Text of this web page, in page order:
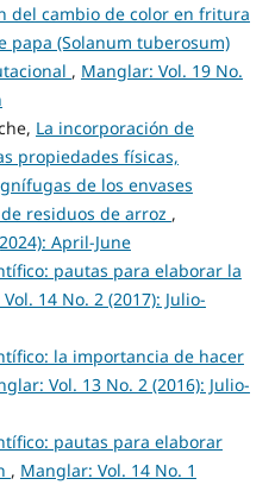
del cambio de color en fritura
papa (Solanum tuberosum)
, Manglar: Vol. 19 No.
La incorporación de
propiedades físicas,
de los envases
residuos de arroz ,
April-June
pautas para elaborar la
14 No. 2 (2017): Julio-
la importancia de hacer
Vol. 13 No. 2 (2016): Julio-
pautas para elaborar
, Manglar: Vol. 14 No. 1